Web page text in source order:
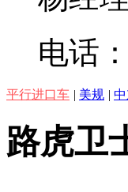
电话：
平行进口车 | 美规 |
路虎卫